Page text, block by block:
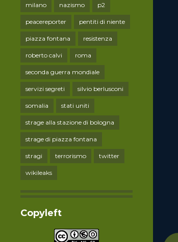
milano nazismo p2
peacereporter pentiti di niente
piazza fontana resistenza
roberto calvi roma
seconda guerra mondiale
servizi segreti silvio berlusconi
somalia stati uniti
strage alla stazione di bologna
strage di piazza fontana
stragi terrorismo twitter
wikileaks
Copyleft